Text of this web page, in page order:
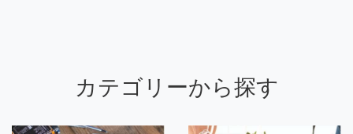
カテゴリーから探す